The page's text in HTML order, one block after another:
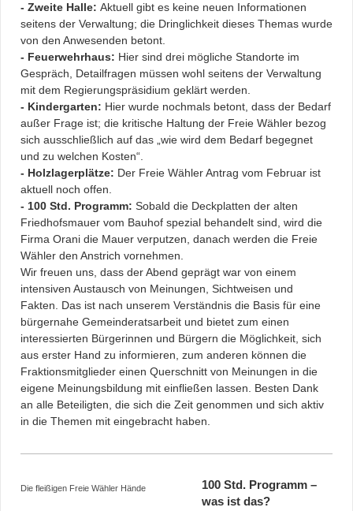
- Zweite Halle: Aktuell gibt es keine neuen Informationen
seitens der Verwaltung; die Dringlichkeit dieses Themas wurde
von den Anwesenden betont.
- Feuerwehrhaus: Hier sind drei mögliche Standorte im
Gespräch, Detailfragen müssen wohl seitens der Verwaltung
mit dem Regierungspräsidium geklärt werden.
- Kindergarten: Hier wurde nochmals betont, dass der Bedarf
außer Frage ist; die kritische Haltung der Freie Wähler bezog
sich ausschließlich auf das „wie wird dem Bedarf begegnet
und zu welchen Kosten“.
- Holzlagerplätze: Der Freie Wähler Antrag vom Februar ist
aktuell noch offen.
- 100 Std. Programm: Sobald die Deckplatten der alten
Friedhofsmauer vom Bauhof spezial behandelt sind, wird die
Firma Orani die Mauer verputzen, danach werden die Freie
Wähler den Anstrich vornehmen.
Wir freuen uns, dass der Abend geprägt war von einem
intensiven Austausch von Meinungen, Sichtweisen und
Fakten. Das ist nach unserem Verständnis die Basis für eine
bürgernahe Gemeinderatsarbeit und bietet zum einen
interessierten Bürgerinnen und Bürgern die Möglichkeit, sich
aus erster Hand zu informieren, zum anderen können die
Fraktionsmitglieder einen Querschnitt von Meinungen in die
eigene Meinungsbildung mit einfließen lassen. Besten Dank
an alle Beteiligten, die sich die Zeit genommen und sich aktiv
in die Themen mit eingebracht haben.
Die fleißigen Freie Wähler Hände
100 Std. Programm –
was ist das?